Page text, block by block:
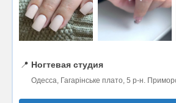
📍 Ногтевая студия
Одесса, Гагарінське плато, 5 р-н.